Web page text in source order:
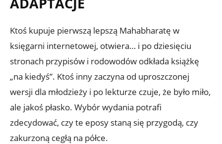
Ktoś kupuje pierwszą lepszą Mahabharatę w
księgarni internetowej, otwiera… i po dziesięciu
stronach przypisów i rodowodów odkłada książkę
„na kiedyś”. Ktoś inny zaczyna od uproszczonej
wersji dla młodzieży i po lekturze czuje, że było miło,
ale jakoś płasko. Wybór wydania potrafi
zdecydować, czy te eposy staną się przygodą, czy
zakurzoną cegłą na półce.